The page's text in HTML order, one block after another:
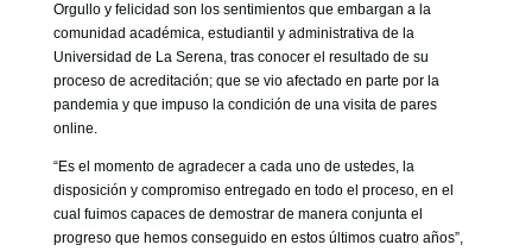
Orgullo y felicidad son los sentimientos que embargan a la
comunidad académica, estudiantil y administrativa de la
Universidad de La Serena, tras conocer el resultado de su
proceso de acreditación; que se vio afectado en parte por la
pandemia y que impuso la condición de una visita de pares
online.
“Es el momento de agradecer a cada uno de ustedes, la
disposición y compromiso entregado en todo el proceso, en el
cual fuimos capaces de demostrar de manera conjunta el
progreso que hemos conseguido en estos últimos cuatro años”,